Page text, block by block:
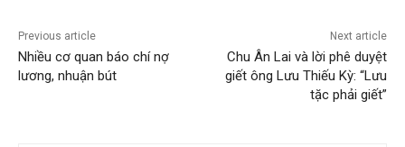
Previous article
Nhiều cơ quan báo chí nợ
lương, nhuận bút
Next article
Chu Ân Lai và lời phê duyệt
giết ông Lưu Thiếu Kỳ: “Lưu
tặc phải giết”